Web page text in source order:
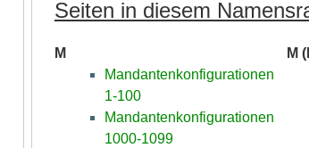
Seiten in diesem
M
Mandantenkonfigurationen
1-100
Mandantenkonfigurationen
1000-1099
M